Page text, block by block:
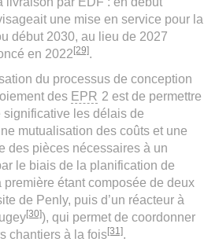
une mise en service pour la
début 2030, au lieu de 2027
en 2022[29].
du processus de conception
des EPR 2 est de permettre
les délais de
mutualisation des coûts et une
des pièces nécessaires à un
le biais de la planification de
étant composée de deux
de Penly, puis d’un réacteur à
[30]), qui permet de coordonner
chantiers à la fois[31].